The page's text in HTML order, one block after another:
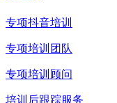
专项抖音培训
专项培训团队
专项培训顾问
培训后跟踪服务